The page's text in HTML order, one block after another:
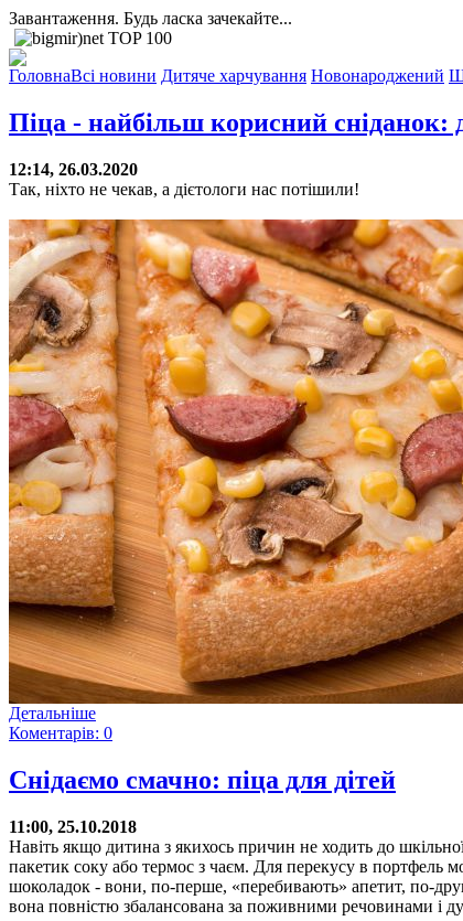
Завантаження. Будь ласка зачекайте...
ГоловнаВсі новини Дитяче харчування Новонароджений
Піца - найбільш корисний сніданок:
12:14, 26.03.2020
Так, ніхто не чекав, а дієтологи нас потішили!
Детальніше
Коментарів: 0
Снідаємо смачно: піца для дітей
11:00, 25.10.2018
Навіть якщо дитина з якихось причин не ходить до
пакетик соку або термос з чаєм. Для перекусу в портфель
шоколадок - вони, по-перше, «перебивають» апетит, по-
вона повністю збалансована за поживними речовинами і